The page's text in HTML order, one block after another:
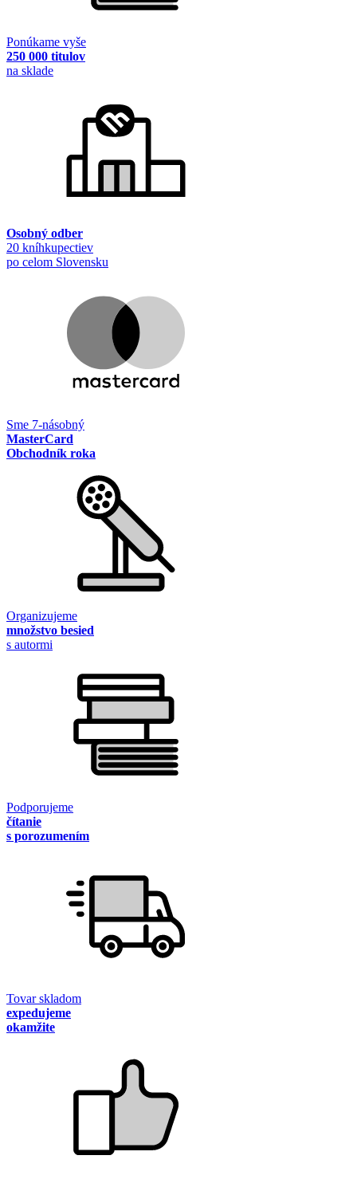
Ponúkame vyše
250 000 titulov
na sklade
Osobný odber
20 kníhkupectiev
po celom Slovensku
Sme 7-násobný
MasterCard
Obchodník roka
Organizujeme
množstvo besied
s autormi
Podporujeme
čítanie
s porozumením
Tovar skladom
expedujeme
okamžite